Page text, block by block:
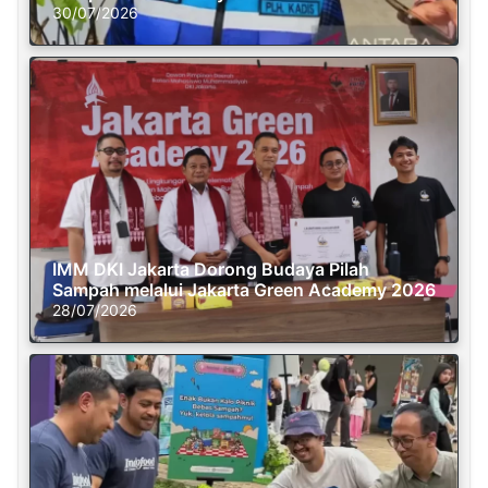
30/07/2026
IMM DKI Jakarta Dorong Budaya Pilah
Sampah melalui Jakarta Green Academy 2026
28/07/2026